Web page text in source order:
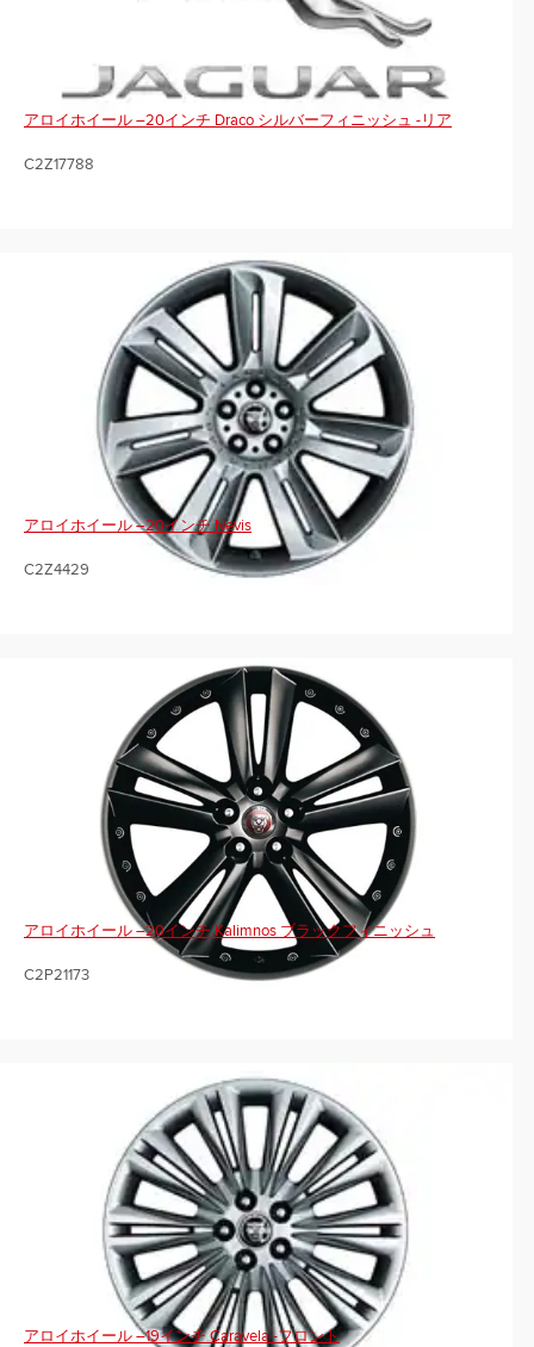
アロイホイール –20インチ Draco シルバーフィニッシュ -リア
C2Z17788
アロイホイール –20インチ Nevis
C2Z4429
アロイホイール –20インチ Kalimnos ブラックフィニッシュ
C2P21173
アロイホイール –19インチ Caravela -フロント